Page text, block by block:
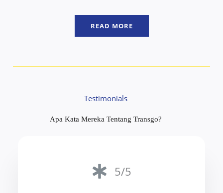
READ MORE
Testimonials
Apa Kata Mereka Tentang Transgo?
5/5